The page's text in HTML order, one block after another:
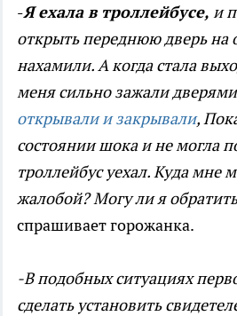
-Я ехала в троллейбусе, и
открыть переднюю дверь на
нахамили. А когда стала
меня сильно зажали
открывали и закрывали,
состоянии шока и не могла
троллейбус уехал. Куда мне
жалобой? Могу ли я
спрашивает горожанка.
-В подобных ситуациях
сделать установить